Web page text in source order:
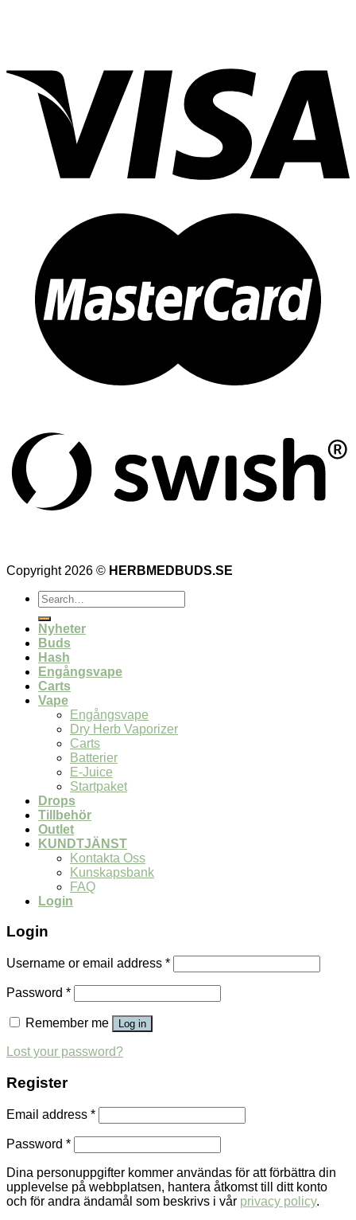
Copyright 2026 © HERBMEDBUDS.SE
Search
for:
Nyheter
Buds
Hash
Engångsvape
Carts
Vape
Engångsvape
Dry Herb Vaporizer
Carts
Batterier
E-Juice
Startpaket
Drops
Tillbehör
Outlet
KUNDTJÄNST
Kontakta Oss
Kunskapsbank
FAQ
Login
Login
Username or email address *
Password *
Remember me Log in
Lost your password?
Register
Email address *
Password *
Dina personuppgifter kommer användas för att förbättra din
upplevelse på webbplatsen, hantera åtkomst till ditt konto
och för andra ändamål som beskrivs i vår privacy policy.